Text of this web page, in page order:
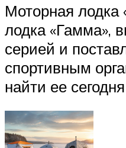
Моторная лодка
лодка «Гамма»,
серией и
спортивным
найти ее